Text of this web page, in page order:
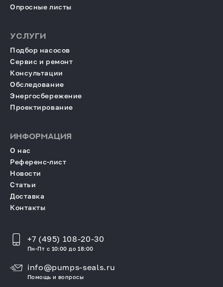
Опросные листы
УСЛУГИ
Подбор насосов
Сервис и ремонт
Консультации
Обследование
Энергосбережение
Проектирование
ИНФОРМАЦИЯ
О нас
Референс-лист
Новости
Статьи
Доставка
Контакты
+7 (495) 108-20-30
Пн-Пт с 10:00 до 18:00
info@pumps-seals.ru
Помощь и вопросы